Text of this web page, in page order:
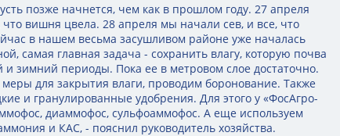
позже начнется, чем как в прошлом году. 27 апреля
что вишня цвела. 28 апреля мы начали сев, и все, что
в нашем весьма засушливом районе уже началась
самая главная задача - сохранить влагу, которую почва
и зимний периоды. Пока ее в метровом слое достаточно.
для закрытия влаги, проводим боронование. Также
и гранулированные удобрения. Для этого у «ФосАгро-
диаммофос, сульфоаммофос. А еще используем
и КАС, - пояснил руководитель хозяйства.